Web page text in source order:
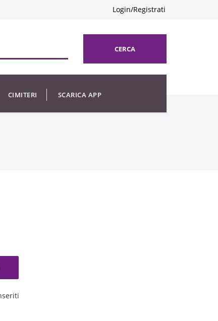
Login/Registrati
CERCA
CIMITERI SCARICA APP